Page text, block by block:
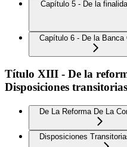
Capítulo 5 - De la
Capítulo 6 - De la Banca
Título XIII - De la
Disposiciones transitorias
De La Reforma De La
Disposiciones